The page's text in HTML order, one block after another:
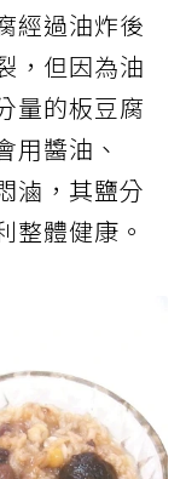
資料照片
非常油。它
皮拿去油
但豆皮的
佳。